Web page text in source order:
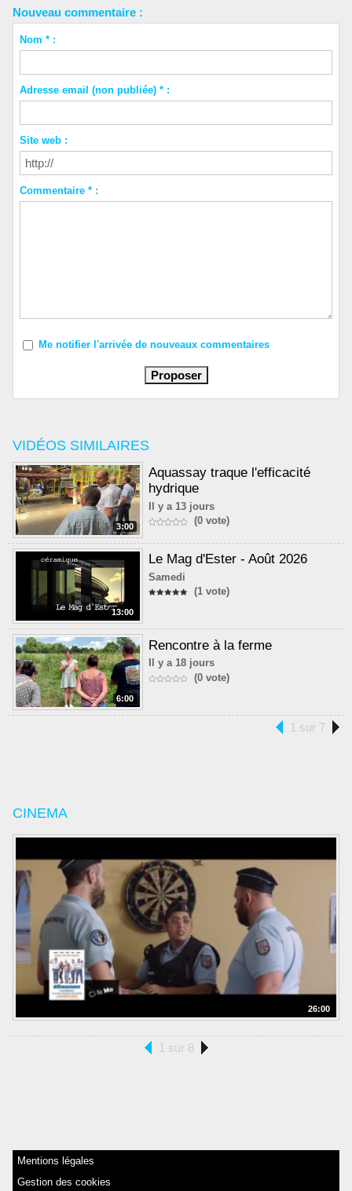
VIDÉOS SIMILAIRES
3:00
Aquassay traque l'efficacité
hydrique
Il y a 13 jours
(0 vote)
13:00
Le Mag d'Ester - Août 2026
Samedi
(1 vote)
6:00
Rencontre à la ferme
Il y a 18 jours
(0 vote)
1 sur 7
CINEMA
26:00
1 sur 8
Nouveau commentaire :
Nom * :
Adresse email (non publiée) * :
Site web :
Commentaire * :
Me notifier l'arrivée de nouveaux commentaires
Mentions légales
Gestion des cookies